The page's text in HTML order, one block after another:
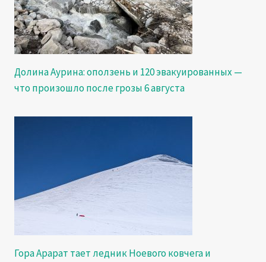
Долина Аурина: оползень и 120 эвакуированных —
что произошло после грозы 6 августа
Гора Арарат тает ледник Ноевого ковчега и